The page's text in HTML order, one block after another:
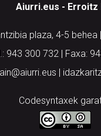
Aiurri.eus - Erroitz
plaza, 4-5 behea
943 300 732 | Faxa:
|
Codesyntaxek